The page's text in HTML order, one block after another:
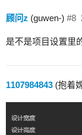
顾问z (guwen-) #8
是不是项目设置里
1107984843 (抱着